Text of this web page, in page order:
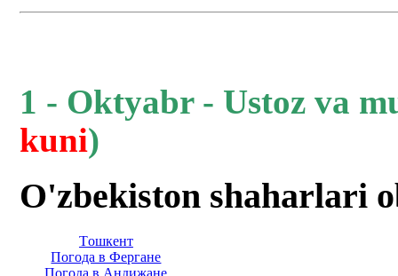
1 - Oktyabr - Ustoz va
kuni)
O'zbekiston shaharlari
Тoшкент
Погода в Фергане
Погода в Андижане